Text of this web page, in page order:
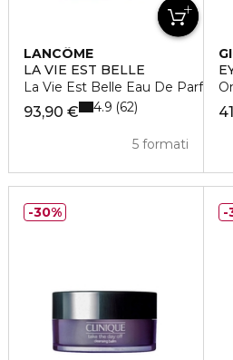
LANCÔME
LA VIE EST BELLE
La Vie Est Belle Eau De Parfum
93,90 €
5 formati
4.9 62
30%